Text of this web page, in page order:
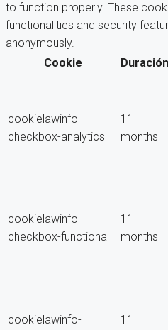
to function properly. These
functionalities and security
anonymously.
Cookie
Duración
cookielawinfo-
checkbox-analytics
11
months
cookielawinfo-
checkbox-functional
11
months
cookielawinfo-
11